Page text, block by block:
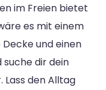
im Freien bietet
es mit einem
und einen
suche dir dein
den Alltag